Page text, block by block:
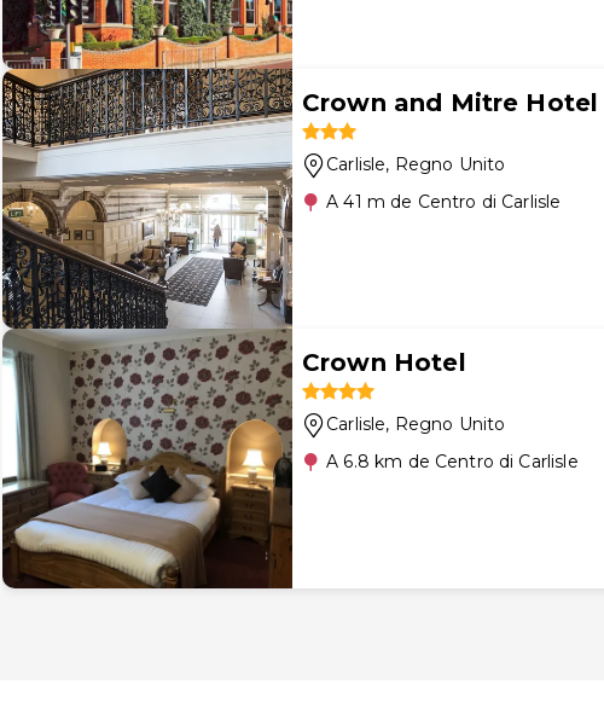
Crown and Mitre Hotel
Carlisle, Regno Unito
A 41 m de Centro di Carlisle
Crown Hotel
Carlisle, Regno Unito
A 6.8 km de Centro di Carlisle